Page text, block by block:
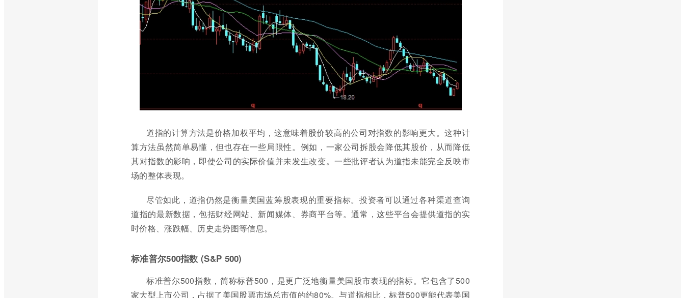
道指的计算方法是价格加权平均，这意味着股价较高的公司对指数的影响更大。这种计
算方法虽然简单易懂，但也存在一些局限性。例如，一家公司拆股会降低其股价，从而降低
其对指数的影响，即使公司的实际价值并未发生改变。一些批评者认为道指未能完全反映市
场的整体表现。
尽管如此，道指仍然是衡量美国蓝筹股表现的重要指标。投资者可以通过各种渠道查询
道指的最新数据，包括财经网站、新闻媒体、券商平台等。通常，这些平台会提供道指的实
时价格、涨跌幅、历史走势图等信息。
标准普尔500指数 (S&P 500)
标准普尔500指数，简称标普500，是更广泛地衡量美国股市表现的指标。它包含了500
家大型上市公司，占据了美国股票市场总市值的约80%。与道指相比，标普500更能代表美国